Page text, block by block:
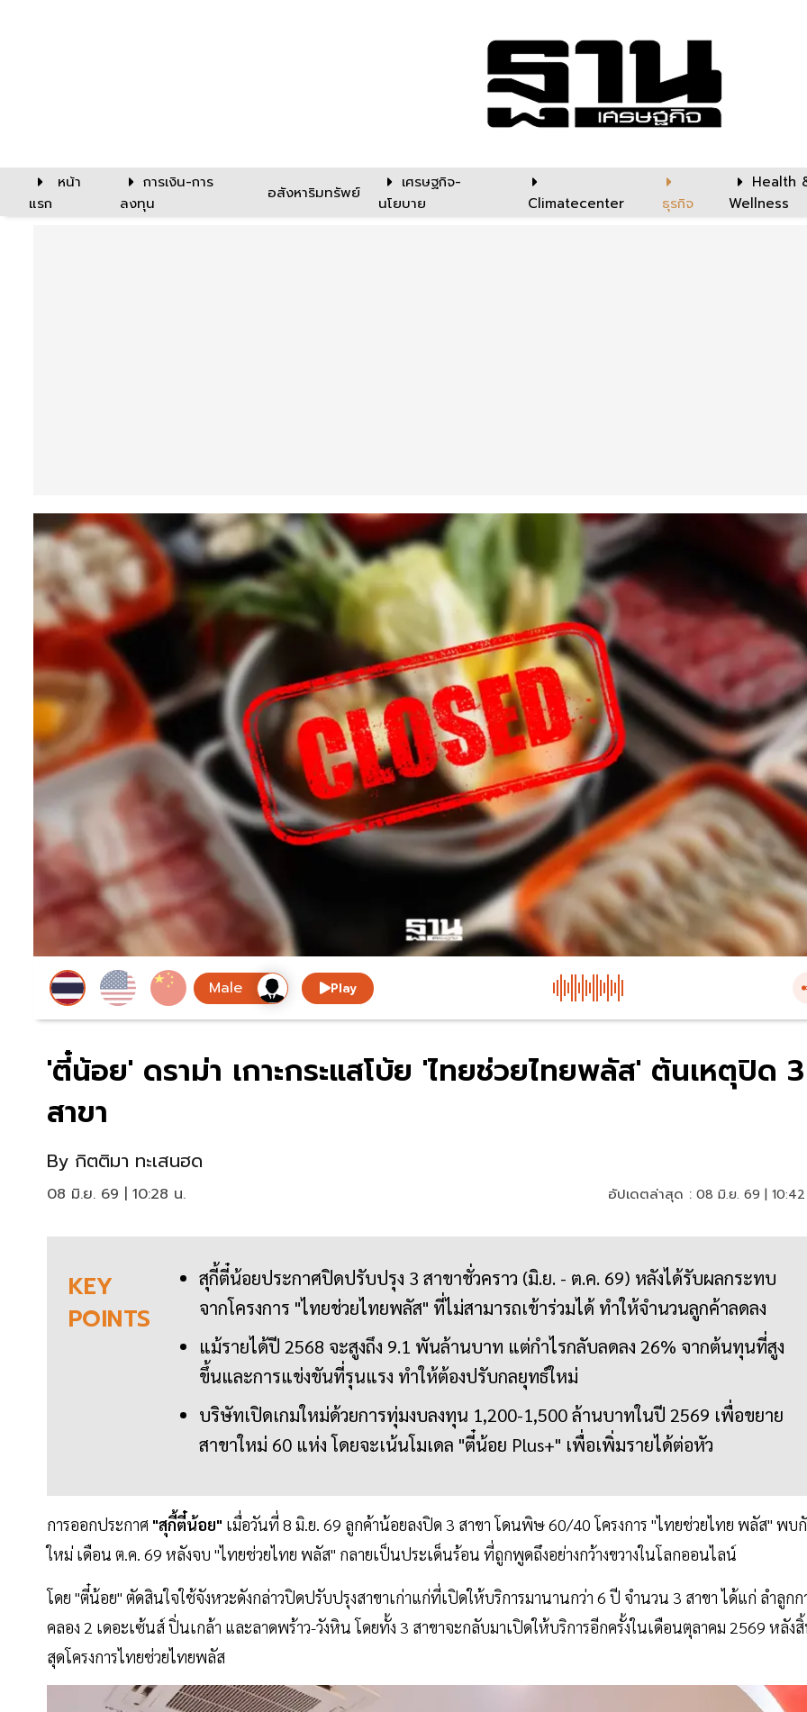
หน้า
แรก
การเงิน-การ
ลงทุน
อสังหาริมทรัพย์
เศรษฐกิจ-
นโยบาย
Climatecenter ธุรกิจ
Health
Wellness
Play
'ตี๋น้อย' ดราม่า เกาะกระแสโบ้ย 'ไทยช่วยไทยพลัส' ต้นเหตุปิด 3
สาขา
By กิตติมา ทะเสนฮด
08 มิ.ย. 69 | 10:28 น. อัปเดตล่าสุด : 08 มิ.ย. 69 |
KEY
POINTS
สุกี้ตี๋น้อยประกาศปิดปรับปรุง 3 สาขาชั่วคราว (มิ.ย. - ต.ค. 69) หลังได้รับผลกระทบ
จากโครงการ "ไทยช่วยไทยพลัส" ที่ไม่สามารถเข้าร่วมได้ ทำให้จำนวนลูกค้าลดลง
แม้รายได้ปี 2568 จะสูงถึง 9.1 พันล้านบาท แต่กำไรกลับลดลง 26% จากต้นทุนที่สูง
ขึ้นและการแข่งขันที่รุนแรง ทำให้ต้องปรับกลยุทธ์ใหม่
บริษัทเปิดเกมใหม่ด้วยการทุ่มงบลงทุน 1,200-1,500 ล้านบาทในปี 2569 เพื่อขยาย
สาขาใหม่ 60 แห่ง โดยจะเน้นโมเดล "ตี๋น้อย Plus+" เพื่อเพิ่มรายได้ต่อหัว
การออกประกาศ "สุกี้ตี๋น้อย" เมื่อวันที่ 8 มิ.ย. 69 ลูกค้าน้อยลงปิด 3 สาขา โดนพิษ 60/40 โครงการ "ไทยช่วยไทย พลัส" พบ
ใหม่ เดือน ต.ค. 69 หลังจบ "ไทยช่วยไทย พลัส" กลายเป็นประเด็นร้อน ที่ถูกพูดถึงอย่างกว้างขวางในโลกออนไลน์
โดย "ตี๋น้อย" ตัดสินใจใช้จังหวะดังกล่าวปิดปรับปรุงสาขาเก่าแก่ที่เปิดให้บริการมานานกว่า 6 ปี จำนวน 3 สาขา ได้แก่ ลำลูกก
คลอง 2 เดอะเซ้นส์ ปิ่นเกล้า และลาดพร้าว-วังหิน โดยทั้ง 3 สาขาจะกลับมาเปิดให้บริการอีกครั้งในเดือนตุลาคม 2569 หลัง
สุดโครงการไทยช่วยไทยพลัส